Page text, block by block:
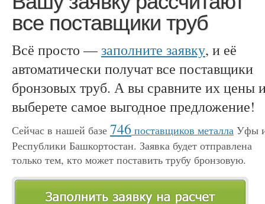
все поставщики труб
Всё просто —заполните заявку, и её
автоматически получат все поставщики
бронзовых труб. А вы сравните их цены
выберете самое выгодное предложение!
Сейчас в нашей базе 746 поставщиков металла Уфы
Республики Башкортостан. Заявка будет отправлена
только тем, кто может поставить трубу бронзовую.